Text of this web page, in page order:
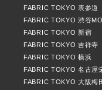
FABRIC TOKYO 表参道
FABRIC TOKYO 渋谷
FABRIC TOKYO 新宿
FABRIC TOKYO 吉祥寺
FABRIC TOKYO 横浜
FABRIC TOKYO 名古屋
FABRIC TOKYO 大阪梅